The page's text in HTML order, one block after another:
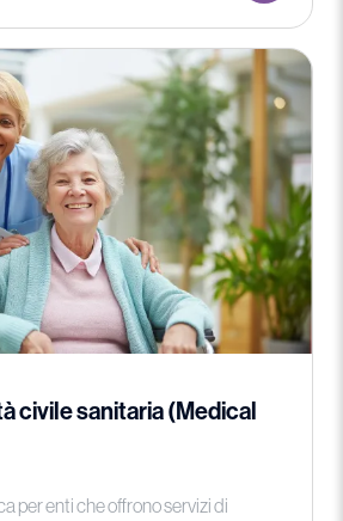
civile sanitaria (Medical
per enti che offrono servizi di